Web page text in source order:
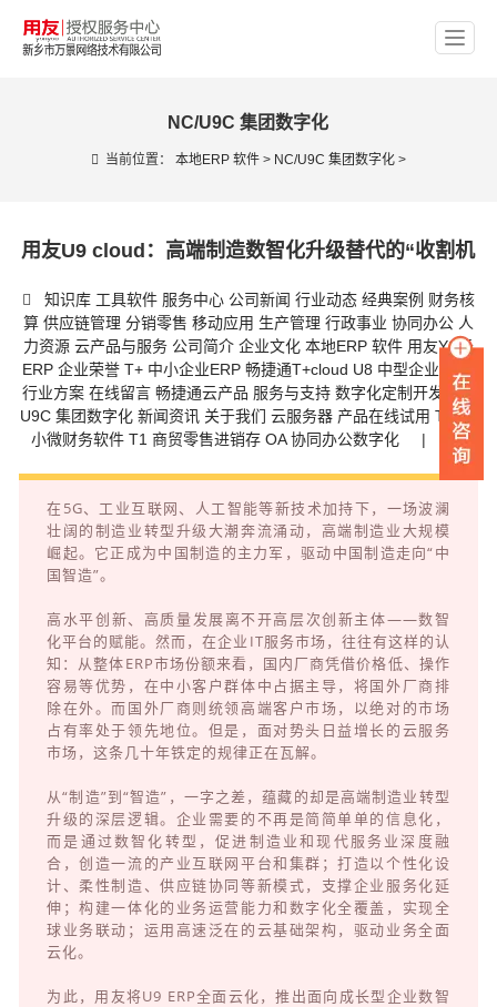
NC/U9C 集团数字化
当前位置： 本地ERP 软件> NC/U9C 集团数字化>
用友U9 cloud：高端制造数智化升级替代的“收割机
知识库 工具软件 服务中心 公司新闻 行业动态 经典案例 财务核
算 供应链管理 分销零售 移动应用 生产管理 行政事业 协同办公 人
力资源 云产品与服务 公司简介 企业文化 本地ERP 软件 用友YS云
ERP 企业荣誉 T+ 中小企业ERP 畅捷通T+cloud U8 中型企业 ERP
行业方案 在线留言 畅捷通云产品 服务与支持 数字化定制开发
NC/
U9C 集团数字化 新闻资讯 关于我们 云服务器 产品在线试用 T3/T6
小微财务软件 T1 商贸零售进销存 OA 协同办公数字化|
在5G、工业互联网、人工智能等新技术加持下，一场波澜
壮阔的制造业转型升级大潮奔流涌动，高端制造业大规模
崛起。它正成为中国制造的主力军，驱动中国制造走向“中
国智造”。
高水平创新、高质量发展离不开高层次创新主体——数智
化平台的赋能。然而，在企业IT服务市场，往往有这样的认
知：从整体ERP市场份额来看，国内厂商凭借价格低、操作
容易等优势，在中小客户群体中占据主导，将国外厂商排
除在外。而国外厂商则统领高端客户市场，以绝对的市场
占有率处于领先地位。但是，面对势头日益增长的云服务
市场，这条几十年铁定的规律正在瓦解。
从“制造”到“智造”，一字之差，蕴藏的却是高端制造业转型
升级的深层逻辑。企业需要的不再是简简单单的信息化，
而是通过数智化转型，促进制造业和现代服务业深度融
合，创造一流的产业互联网平台和集群；打造以个性化设
计、柔性制造、供应链协同等新模式，支撑企业服务化延
伸；构建一体化的业务运营能力和数字化全覆盖，实现全
球业务联动；运用高速泛在的云基础架构，驱动业务全面
云化。
为此，用友将U9 ERP全面云化，推出面向成长型企业数智